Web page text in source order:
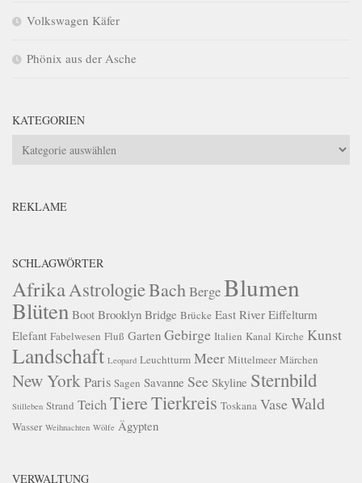
Volkswagen Käfer
Phönix aus der Asche
KATEGORIEN
Kategorien
REKLAME
SCHLAGWÖRTER
Afrika AstrologieBach BergeBlumen
Blüten Boot Brooklyn Bridge Brücke East River Eiffelturm
Elefant Fabelwesen Fluß Garten Gebirge Italien Kanal Kirche Kunst
Landschaft Leopard Leuchtturm Meer Mittelmeer Märchen
New YorkParis Sagen Savanne See Skyline Sternbild
Stilleben Strand TeichTiereTierkreis Toskana VaseWald
Wasser Weihnachten Wölfe Ägypten
VERWALTUNG